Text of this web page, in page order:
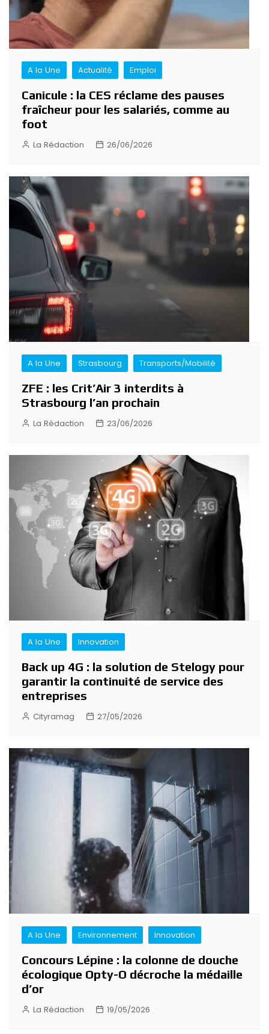
A la Une Actualité Emploi
Canicule : la CES réclame des pauses
fraîcheur pour les salariés, comme au
foot
La Rédaction 26/06/2026
A la Une Strasbourg Transports/Mobilité
ZFE : les Crit’Air 3 interdits à
Strasbourg l’an prochain
La Rédaction 23/06/2026
A la Une Innovation
Back up 4G : la solution de Stelogy pour
garantir la continuité de service des
entreprises
Cityramag 27/05/2026
A la Une Environnement Innovation
Concours Lépine : la colonne de douche
écologique Opty-O décroche la médaille
d’or
La Rédaction 19/05/2026